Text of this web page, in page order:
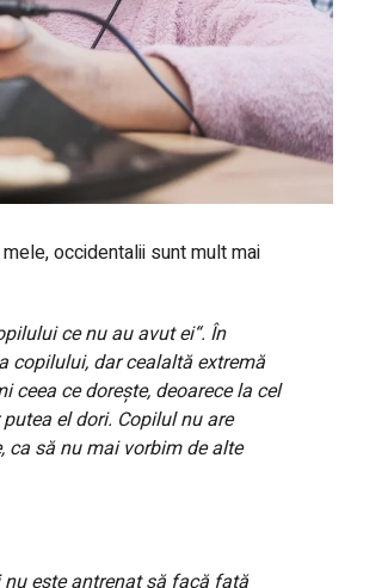
occidentalii sunt mult mai
ce nu au avut ei“. În
copilului, dar cealaltă extremă
ce dorește, deoarece la cel
el dori. Copilul nu are
ca să nu mai vorbim de alte